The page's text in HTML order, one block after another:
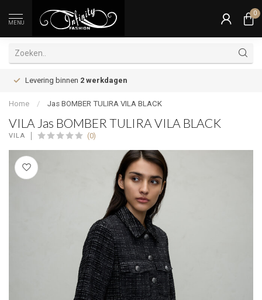
MENU
0
Levering binnen 2 werkdagen
Home / Jas BOMBER TULIRA VILA BLACK
VILA Jas BOMBER TULIRA VILA BLACK
VILA (0)